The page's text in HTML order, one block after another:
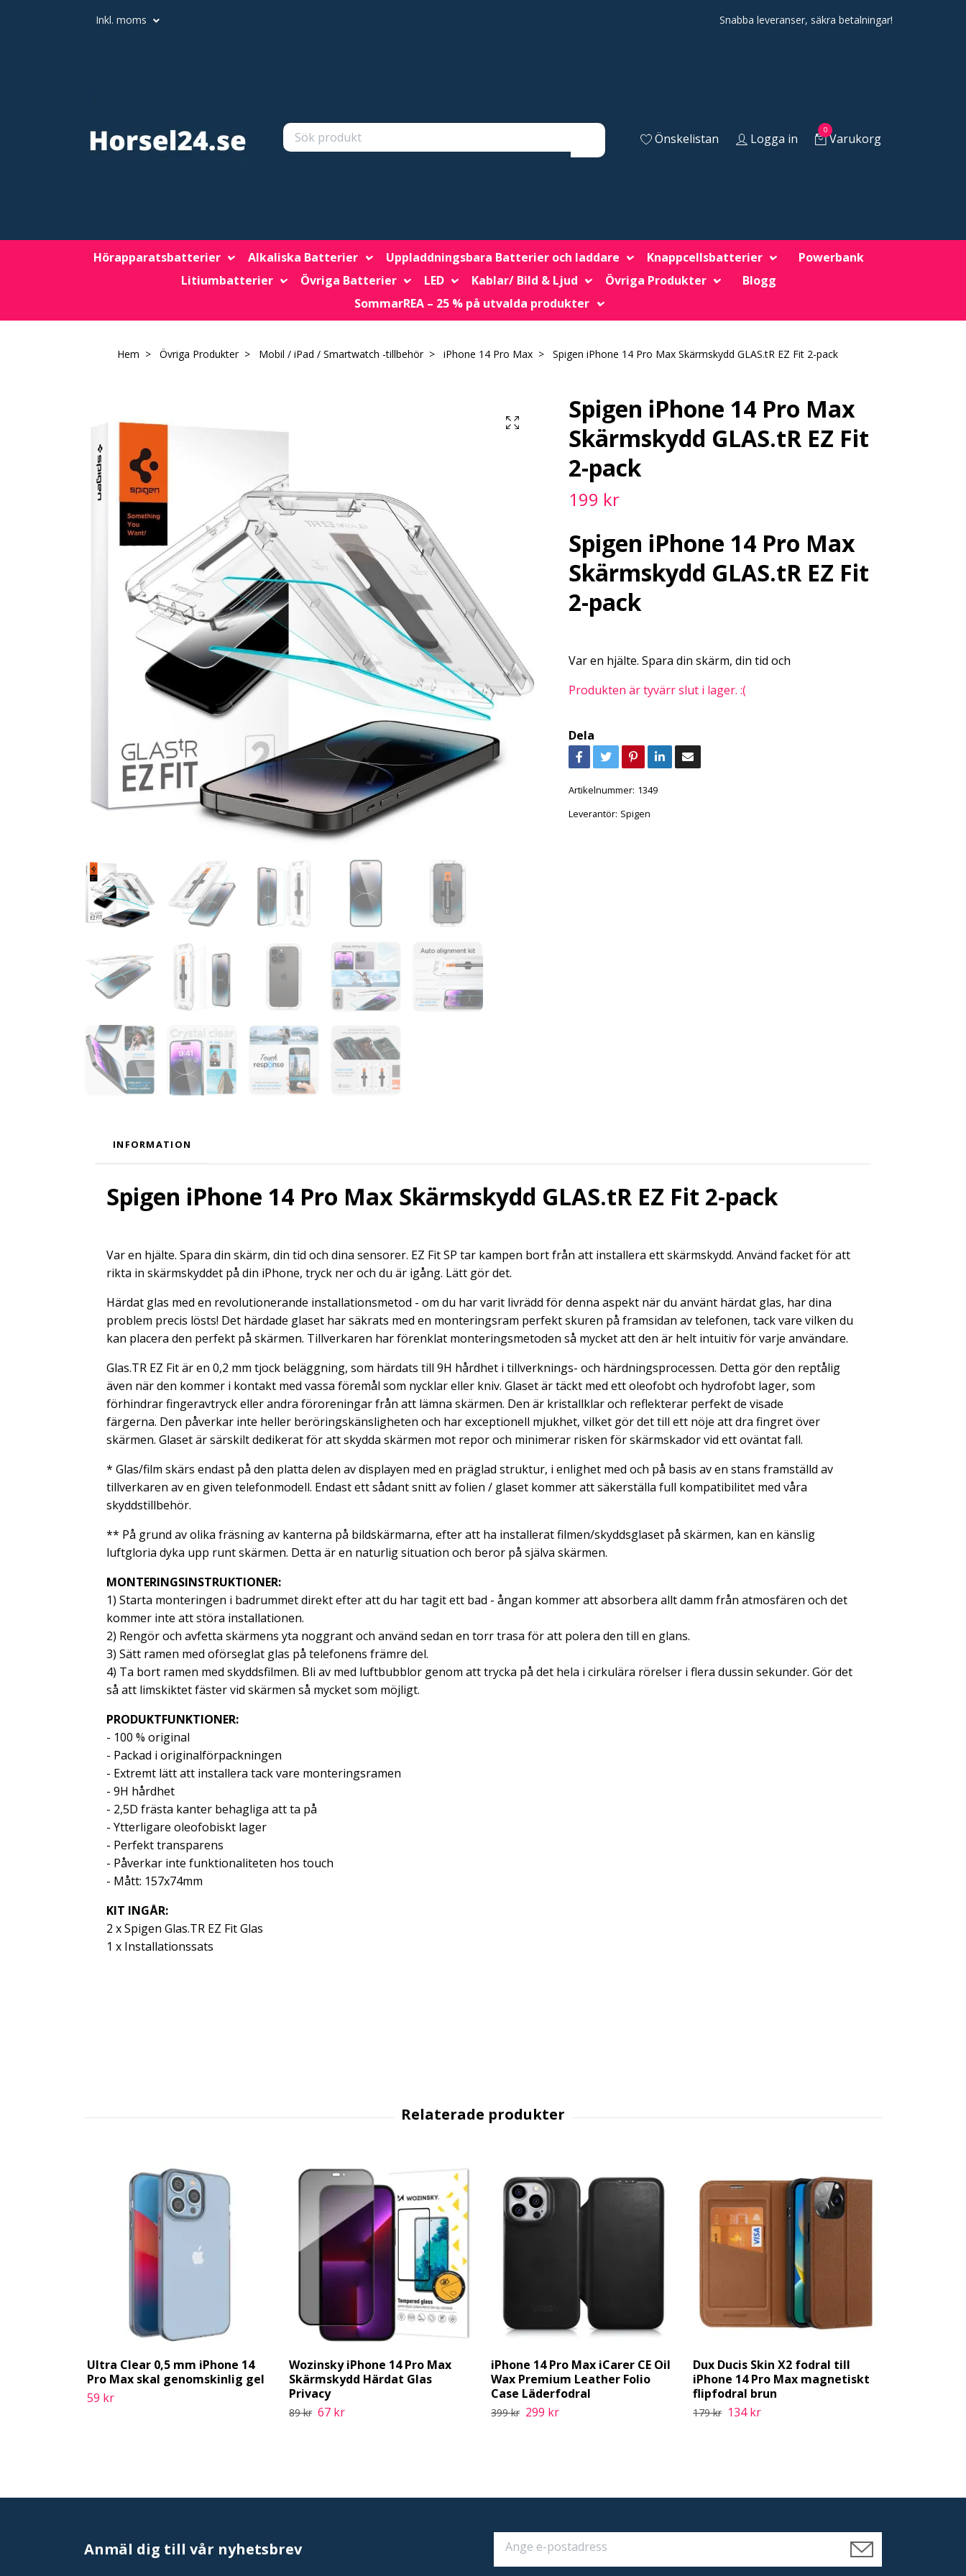
Inkl. moms Snabba leveranser, säkra betalningar!
Önskelistan Logga in
0
Varukorg
Hörapparatsbatterier Alkaliska Batterier Uppladdningsbara Batterier och laddare Knappcellsbatterier
Powerbank
Litiumbatterier
Övriga Batterier LED Kablar/ Bild & Ljud Övriga Produkter
Blogg
SommarREA – 25 % på utvalda produkter
Hem Övriga Produkter Mobil / iPad / Smartwatch -tillbehör iPhone 14 Pro Max Spigen iPhone 14 Pro Max Skärmskydd GLAS.tR EZ Fit 2-pack
Spigen iPhone 14 Pro Max
Skärmskydd GLAS.tR EZ Fit
2-pack
199 kr
Spigen iPhone 14 Pro Max
Skärmskydd GLAS.tR EZ Fit
2-pack
Var en hjälte. Spara din skärm, din tid och
Produkten är tyvärr slut i lager. :(
Dela
Artikelnummer: 1349
Leverantör: Spigen
INFORMATION
Spigen iPhone 14 Pro Max Skärmskydd GLAS.tR EZ Fit 2-pack
Var en hjälte. Spara din skärm, din tid och dina sensorer. EZ Fit SP tar kampen bort från att installera ett skärmskydd. Använd facket för att
rikta in skärmskyddet på din iPhone, tryck ner och du är igång. Lätt gör det.
Härdat glas med en revolutionerande installationsmetod - om du har varit livrädd för denna aspekt när du använt härdat glas, har dina
problem precis lösts! Det härdade glaset har säkrats med en monteringsram perfekt skuren på framsidan av telefonen, tack vare vilken du
kan placera den perfekt på skärmen. Tillverkaren har förenklat monteringsmetoden så mycket att den är helt intuitiv för varje användare.
Glas.TR EZ Fit är en 0,2 mm tjock beläggning, som härdats till 9H hårdhet i tillverknings- och härdningsprocessen. Detta gör den reptålig
även när den kommer i kontakt med vassa föremål som nycklar eller kniv. Glaset är täckt med ett oleofobt och hydrofobt lager, som
förhindrar fingeravtryck eller andra föroreningar från att lämna skärmen. Den är kristallklar och reflekterar perfekt de visade
färgerna. Den påverkar inte heller beröringskänsligheten och har exceptionell mjukhet, vilket gör det till ett nöje att dra fingret över
skärmen. Glaset är särskilt dedikerat för att skydda skärmen mot repor och minimerar risken för skärmskador vid ett oväntat fall.
* Glas/film skärs endast på den platta delen av displayen med en präglad struktur, i enlighet med och på basis av en stans framställd av
tillverkaren av en given telefonmodell. Endast ett sådant snitt av folien / glaset kommer att säkerställa full kompatibilitet med våra
skyddstillbehör.
** På grund av olika fräsning av kanterna på bildskärmarna, efter att ha installerat filmen/skyddsglaset på skärmen, kan en känslig
luftgloria dyka upp runt skärmen. Detta är en naturlig situation och beror på själva skärmen.
MONTERINGSINSTRUKTIONER:
1) Starta monteringen i badrummet direkt efter att du har tagit ett bad - ångan kommer att absorbera allt damm från atmosfären och det
kommer inte att störa installationen.
2) Rengör och avfetta skärmens yta noggrant och använd sedan en torr trasa för att polera den till en glans.
3) Sätt ramen med oförseglat glas på telefonens främre del.
4) Ta bort ramen med skyddsfilmen. Bli av med luftbubblor genom att trycka på det hela i cirkulära rörelser i flera dussin sekunder. Gör det
så att limskiktet fäster vid skärmen så mycket som möjligt.
PRODUKTFUNKTIONER:
- 100 % original
- Packad i originalförpackningen
- Extremt lätt att installera tack vare monteringsramen
- 9H hårdhet
- 2,5D frästa kanter behagliga att ta på
- Ytterligare oleofobiskt lager
- Perfekt transparens
- Påverkar inte funktionaliteten hos touch
- Mått: 157x74mm
KIT INGÅR:
2 x Spigen Glas.TR EZ Fit Glas
1 x Installationssats
Ultra Clear 0,5 mm iPhone 14
Pro Max skal genomskinlig gel
59 kr
Wozinsky iPhone 14 Pro Max
Skärmskydd Härdat Glas
Privacy
89 kr 67 kr
iPhone 14 Pro Max iCarer CE Oil
Wax Premium Leather Folio
Case Läderfodral
399 kr 299 kr
Dux Ducis Skin X2 fodral till
iPhone 14 Pro Max magnetiskt
flipfodral brun
179 kr 134 kr
Anmäl dig till vår nyhetsbrev